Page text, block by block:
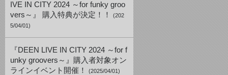
IVE IN CITY 2024 ～for funky groo
vers～』 購入特典が決定！！
(202
5/04/01)
『DEEN LIVE IN CITY 2024 ～for f
unky groovers～』購入者対象オン
ラインイベント開催！
(2025/04/01)